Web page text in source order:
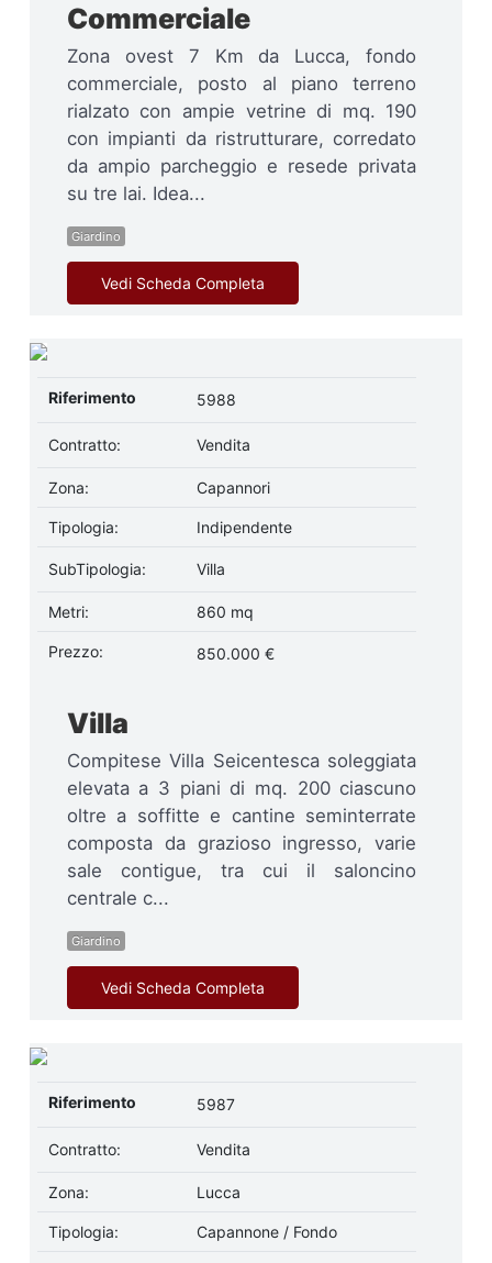
Commerciale
Zona ovest 7 Km da Lucca, fondo
commerciale, posto al piano terreno
rialzato con ampie vetrine di mq. 190
con impianti da ristrutturare, corredato
da ampio parcheggio e resede privata
su tre lai. Idea...
Giardino
Vedi Scheda Completa
Riferimento 5988
Contratto: Vendita
Zona: Capannori
Tipologia: Indipendente
SubTipologia: Villa
Metri: 860 mq
Prezzo: 850.000 €
Villa
Compitese Villa Seicentesca soleggiata
elevata a 3 piani di mq. 200 ciascuno
oltre a soffitte e cantine seminterrate
composta da grazioso ingresso, varie
sale contigue, tra cui il saloncino
centrale c...
Giardino
Vedi Scheda Completa
Riferimento 5987
Contratto: Vendita
Zona: Lucca
Tipologia: Capannone / Fondo